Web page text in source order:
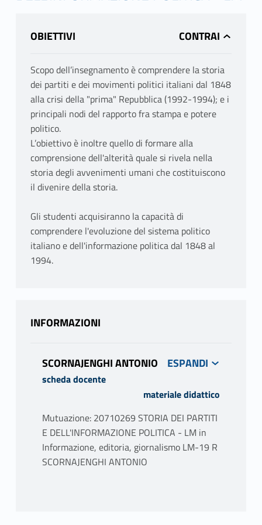
OBIETTIVI
Scopo dell’insegnamento è comprendere la storia
dei partiti e dei movimenti politici italiani dal 1848
alla crisi della "prima" Repubblica (1992-1994); e i
principali nodi del rapporto fra stampa e potere
politico.
L’obiettivo è inoltre quello di formare alla
comprensione dell'alterità quale si rivela nella
storia degli avvenimenti umani che costituiscono
il divenire della storia.
Gli studenti acquisiranno la capacità di
comprendere l'evoluzione del sistema politico
italiano e dell'informazione politica dal 1848 al
1994.
INFORMAZIONI
SCORNAJENGHI ANTONIO
scheda docente
materiale didattico
Mutuazione: 20710269 STORIA DEI PARTITI
E DELL'INFORMAZIONE POLITICA - LM in
Informazione, editoria, giornalismo LM-19 R
SCORNAJENGHI ANTONIO